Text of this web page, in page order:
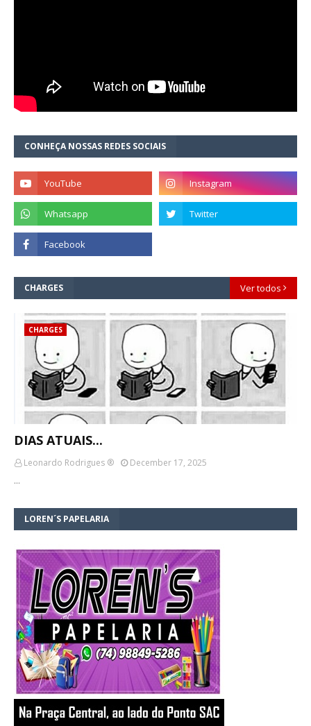
CONHEÇA NOSSAS REDES SOCIAIS
CHARGES Ver todos
CHARGES
DIAS ATUAIS...
Leonardo Rodrigues ®
December 17, 2025
…
LOREN´S PAPELARIA